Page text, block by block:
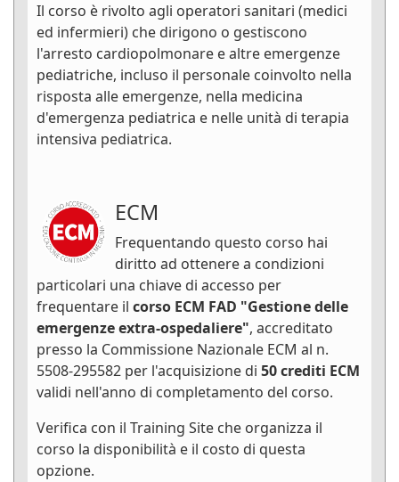
Il corso è rivolto agli operatori sanitari (medici
ed infermieri) che dirigono o gestiscono
l'arresto cardiopolmonare e altre emergenze
pediatriche, incluso il personale coinvolto nella
risposta alle emergenze, nella medicina
d'emergenza pediatrica e nelle unità di terapia
intensiva pediatrica.
ECM
Frequentando questo corso hai
diritto ad ottenere a condizioni
particolari una chiave di accesso per
frequentare il corso ECM FAD "Gestione delle
emergenze extra-ospedaliere", accreditato
presso la Commissione Nazionale ECM al n.
5508-295582 per l'acquisizione di 50 crediti ECM
validi nell'anno di completamento del corso.
Verifica con il Training Site che organizza il
corso la disponibilità e il costo di questa
opzione.